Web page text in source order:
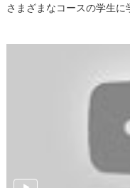
さまざまなコースの学⽣に